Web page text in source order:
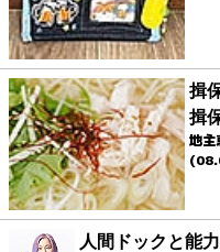
揖
揖
地主
人間ドックと能